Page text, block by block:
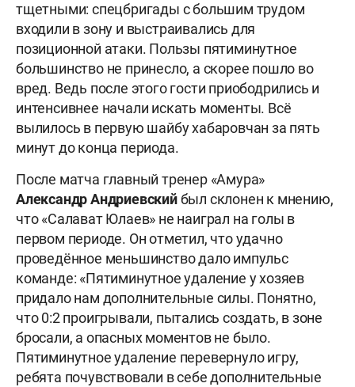
тщетными: спецбригады с большим трудом
входили в зону и выстраивались для
позиционной атаки. Пользы пятиминутное
большинство не принесло, а скорее пошло во
вред. Ведь после этого гости приободрились и
интенсивнее начали искать моменты. Всё
вылилось в первую шайбу хабаровчан за пять
минут до конца периода.
После матча главный тренер «Амура»
Александр Андриевскийбыл склонен к мнению,
что «Салават Юлаев» не наиграл на голы в
первом периоде. Он отметил, что удачно
проведённое меньшинство дало импульс
команде: «Пятиминутное удаление у хозяев
придало нам дополнительные силы. Понятно,
что 0:2 проигрывали, пытались создать, в зоне
бросали, а опасных моментов не было.
Пятиминутное удаление перевернуло игру,
ребята почувствовали в себе дополнительные